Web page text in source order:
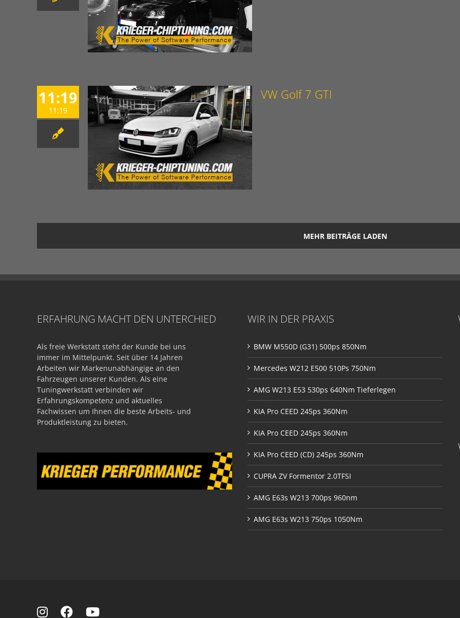
11:19
11:19
VW Golf 7 GTI
MEHR BEITRÄGE LADEN
ERFAHRUNG MACHT DEN UNTERCHIED
Als freie Werkstatt steht der Kunde bei uns
immer im Mittelpunkt. Seit über 14 Jahren
Arbeiten wir Markenunabhängige an den
Fahrzeugen unserer Kunden. Als eine
Tuningwerkstatt verbinden wir
Erfahrungskompetenz und aktuelles
Fachwissen um Ihnen die beste Arbeits- und
Produktleistung zu bieten.
WIR IN DER PRAXIS
BMW M550D (G31) 500ps 850Nm
Mercedes W212 E500 510Ps 750Nm
AMG W213 E53 530ps 640Nm Tieferlegen
KIA Pro CEED 245ps 360Nm
KIA Pro CEED 245ps 360Nm
KIA Pro CEED (CD) 245ps 360Nm
CUPRA ZV Formentor 2.0TFSI
AMG E63s W213 700ps 960nm
AMG E63s W213 750ps 1050Nm